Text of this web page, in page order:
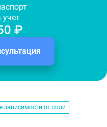
₽
зависимости от соли